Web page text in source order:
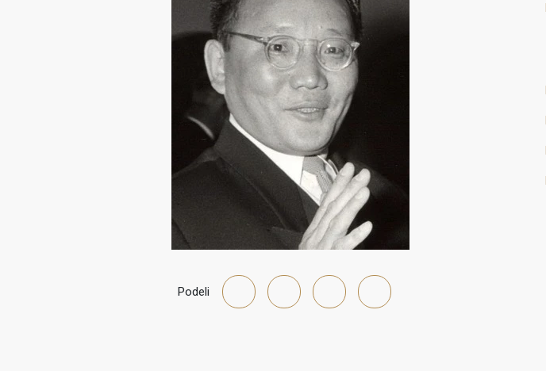
Podeli